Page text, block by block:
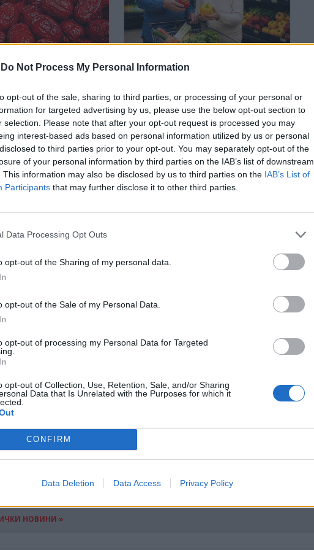
Do Not Process My Personal Information
opt-out of the sale, sharing to third parties, or processing of your personal or
for targeted advertising by us, please use the below opt-out section to
selection. Please note that after your opt-out request is processed you may
interest-based ads based on personal information utilized by us or personal
to third parties prior to your opt-out. You may separately opt-out of the
of your personal information by third parties on the IAB’s list of downstream
This information may also be disclosed by us to third parties on the IAB’s List of
Participants that may further disclose it to other third parties.
Data Processing Opt Outs
opt-out of the Sharing of my personal data.
opt-out of the Sale of my Personal Data.
opt-out of processing my Personal Data for Targeted
opt-out of Collection, Use, Retention, Sale, and/or Sharing
Data that Is Unrelated with the Purposes for which it
CONFIRM
Data Deletion Data Access Privacy Policy
трябва да бъдат поставени на видно място
употребата на пластмасови продукти, за
и за алтернативните възможности, които се
изискват такава информация на мястото на
и достъпни продукти за многократна употреба.
за използваните пластмасови продукти за еднократна
на съответната храна и напитка, и те могат да
предприемат действия за ограничаване
употреба, не може да бъде определен еднозначно,
използват еднократни продукти. Според
на заведенията за бързо обслужване, в които със
е над 4700.
НОВИНИ »